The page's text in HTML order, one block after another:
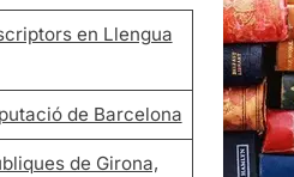
en Llengua
de Barcelona
de Girona,